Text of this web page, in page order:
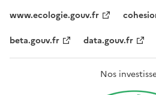
www.ecologie.gouv.fr
beta.gouv.fr
data.gouv.fr
Nos